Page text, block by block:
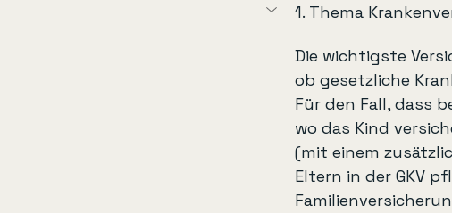
1. Thema
Die wichtigste
ob gesetzliche
Für den Fall, dass
wo das Kind
(mit einem
Eltern in der GKV